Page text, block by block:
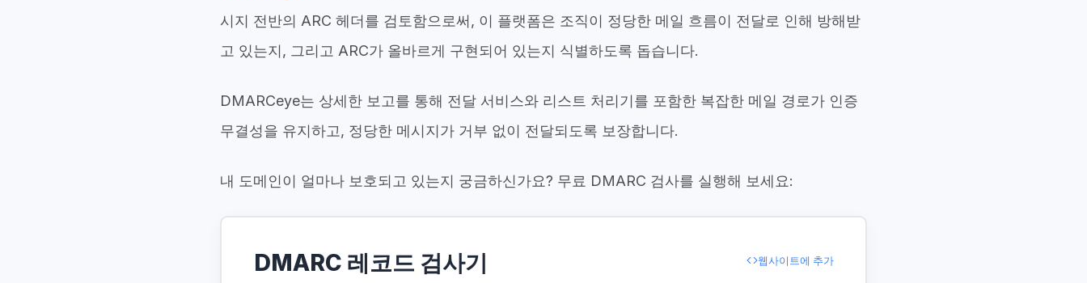
시지 전반의 ARC 헤더를 검토함으로써, 이 플랫폼은 조직이 정당한 메일 흐름이 전달로 인해 방해받
고 있는지, 그리고 ARC가 올바르게 구현되어 있는지 식별하도록 돕습니다.
DMARCeye는 상세한 보고를 통해 전달 서비스와 리스트 처리기를 포함한 복잡한 메일 경로가 인증
무결성을 유지하고, 정당한 메시지가 거부 없이 전달되도록 보장합니다.
내 도메인이 얼마나 보호되고 있는지 궁금하신가요? 무료 DMARC 검사를 실행해 보세요:
DMARC 레코드 검사기 웹사이트에 추가